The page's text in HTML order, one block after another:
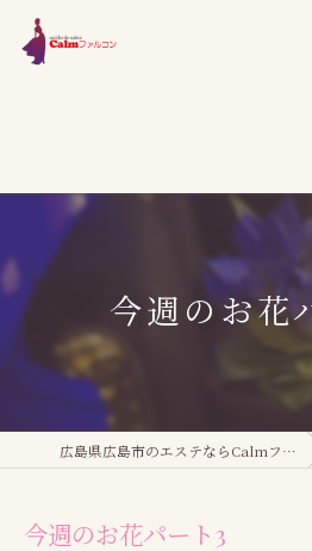
今週のお花
広島県広島市のエステならCalmファルコン
今週のお花パート3